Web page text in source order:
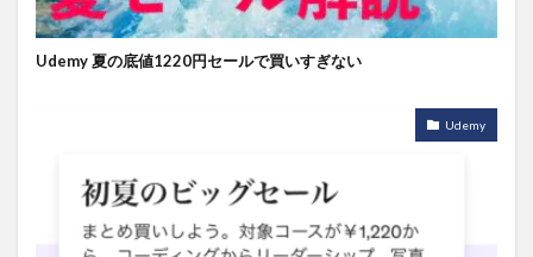
Udemy 夏の底値1220円セールで買いすぎない
Udemy